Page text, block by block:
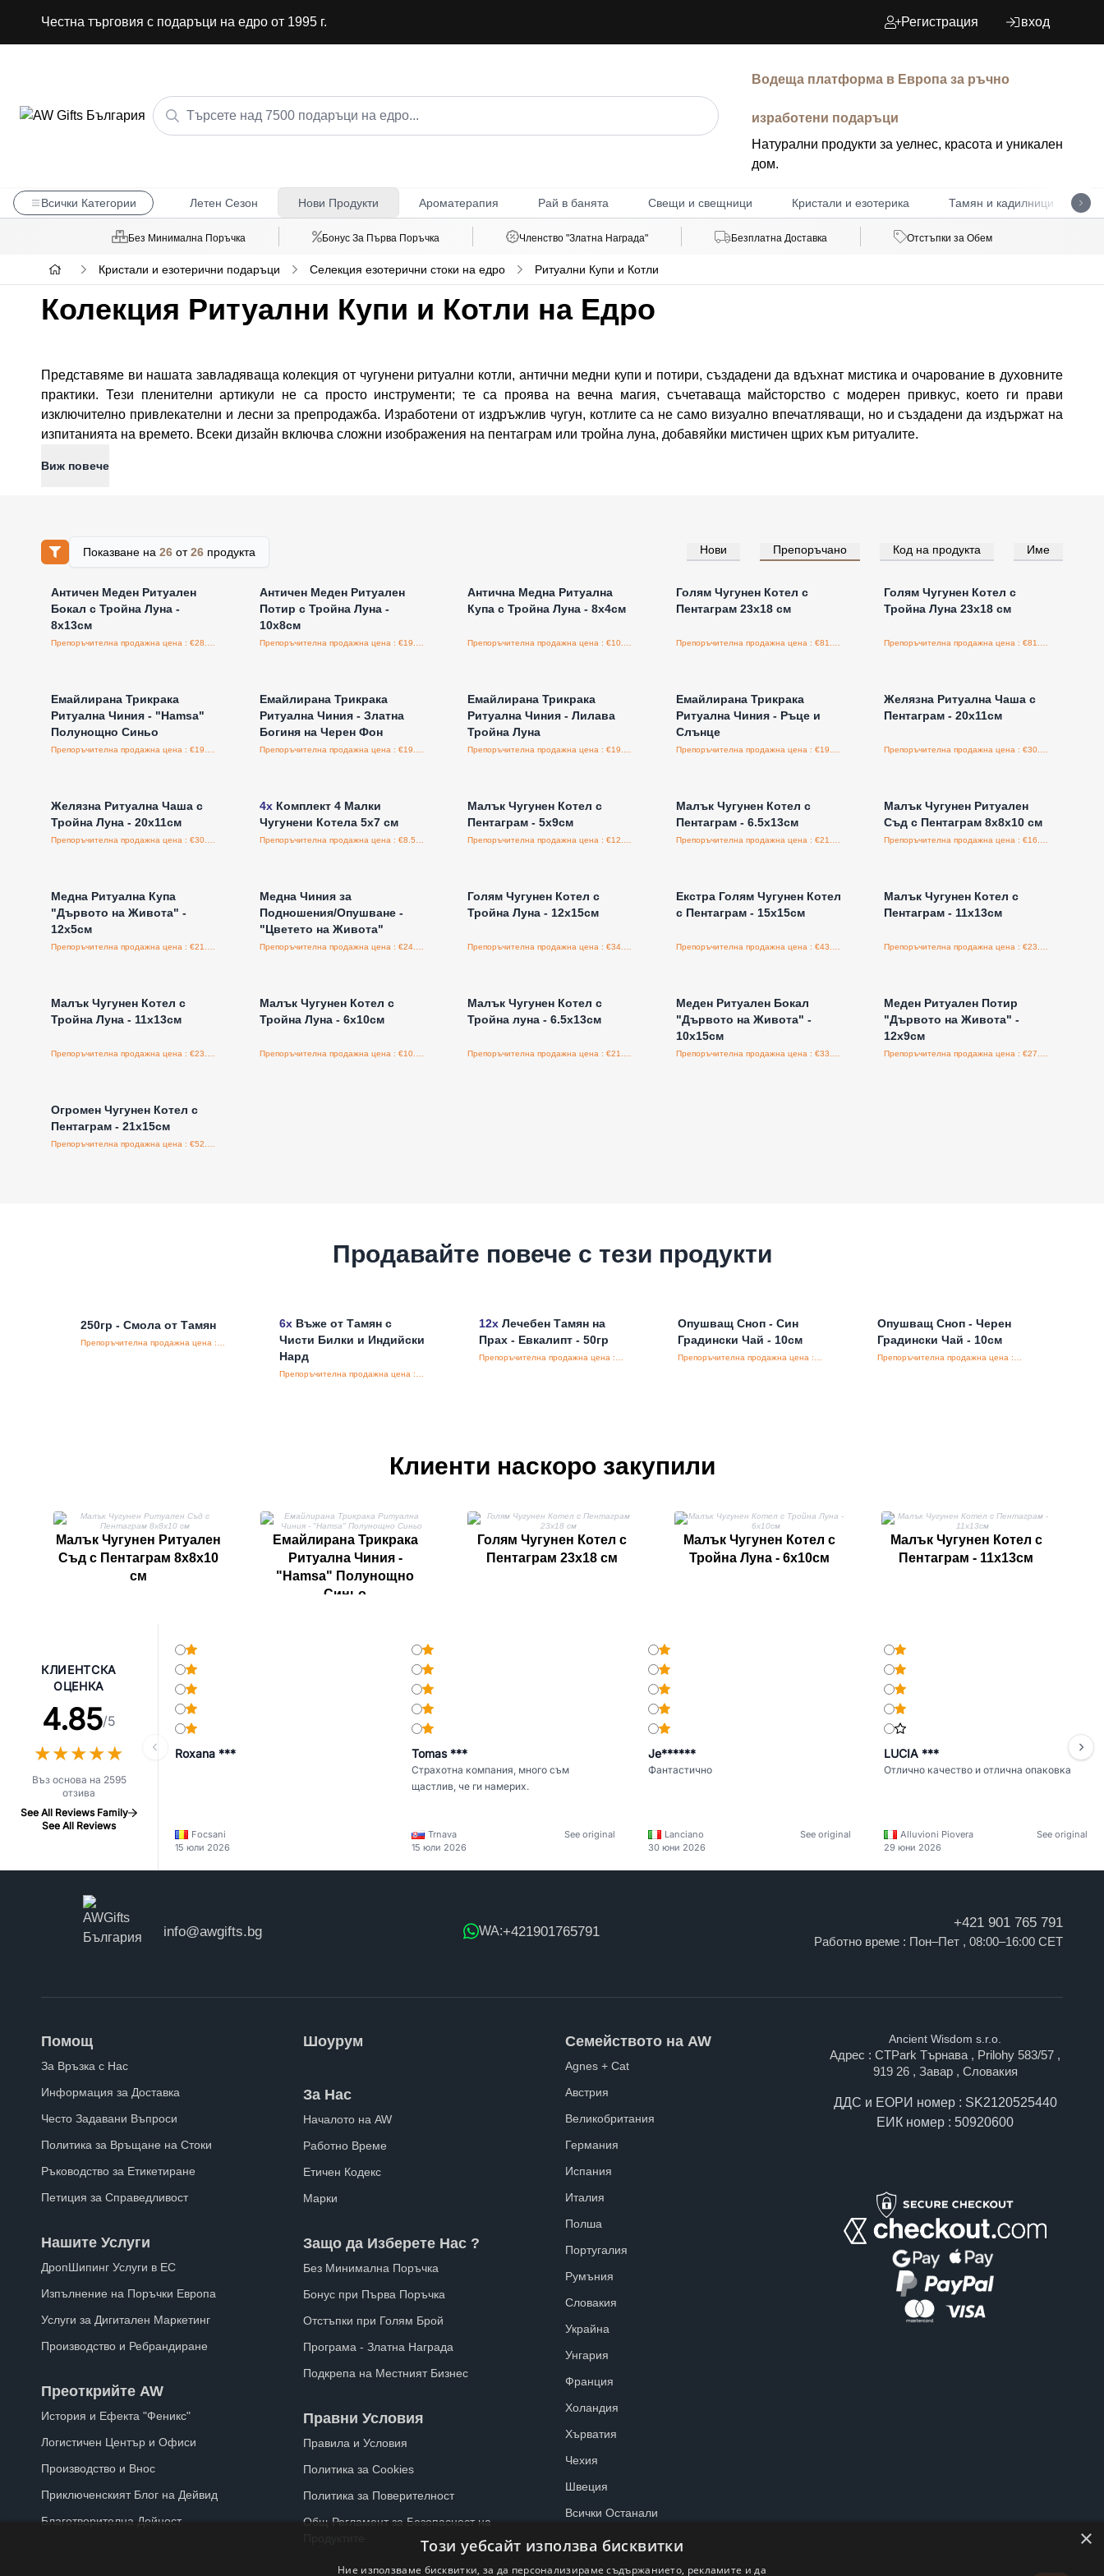
Честна търговия с подаръци на едро от 1995 г. Регистрация вход
Водеща платформа в Европа за ръчно
изработени подаръци
Натурални продукти за уелнес, красота и уникален
дом.
Всички Категории Летен Сезон Нови Продукти Ароматерапия Рай в банята Свещи и свещници Кристали и езотерика Тамян и кадилници
Без Минимална Поръчка Бонус За Първа Поръчка Членство "Златна Награда" Безплатна Доставка Отстъпки за Обем
Кристали и езотерични подаръци Селекция езотерични стоки на едро Ритуални Купи и Котли
Колекция Ритуални Купи и Котли на Едро
Представяме ви нашата завладяваща колекция от чугунени ритуални котли, антични медни купи и потири, създадени да вдъхнат мистика и очарование в духовните
практики. Тези пленителни артикули не са просто инструменти; те са проява на вечна магия, съчетаваща майсторство с модерен привкус, което ги прави
изключително привлекателни и лесни за препродажба. Изработени от издръжлив чугун, котлите са не само визуално впечатляващи, но и създадени да издържат на
изпитанията на времето. Всеки дизайн включва сложни изображения на пентаграм или тройна луна, добавяйки мистичен щрих към ритуалите.
Виж повече
Показване на 26от26продукта Нови Препоръчано Код на продукта Име
Влезте за цени на едро
Античен Меден Ритуален
Бокал с Тройна Луна -
8x13см
Античен Меден Ритуален
Потир с Тройна Луна -
10x8см
Антична Медна Ритуална
Купа с Тройна Луна - 8x4см
Влезте за цени на едро
Голям Чугунен Котел с
Пентаграм 23x18 см
Влезте за цени на едро
Голям Чугунен Котел с
Тройна Луна 23x18 см
Емайлирана Трикрака
Ритуална Чиния - "Hamsa"
Полунощно Синьо
Емайлирана Трикрака
Ритуална Чиния - Златна
Богиня на Черен Фон
Емайлирана Трикрака
Ритуална Чиния - Лилава
Тройна Луна
Емайлирана Трикрака
Ритуална Чиния - Ръце и
Слънце
Желязна Ритуална Чаша с
Пентаграм - 20x11см
Желязна Ритуална Чаша с
Тройна Луна - 20x11см
4xКомплект 4 Малки
Чугунени Котела 5x7 см
Малък Чугунен Котел с
Пентаграм - 5x9см
Малък Чугунен Котел с
Пентаграм - 6.5x13см
Малък Чугунен Ритуален
Съд с Пентаграм 8x8x10 см
Медна Ритуална Купа
"Дървото на Живота" -
12x5см
Медна Чиния за
Подношения/Опушване -
"Цветето на Живота"
Голям Чугунен Котел с
Тройна Луна - 12x15см
Екстра Голям Чугунен Котел
с Пентаграм - 15x15см
Малък Чугунен Котел с
Пентаграм - 11x13см
Малък Чугунен Котел с
Тройна Луна - 11x13см
Малък Чугунен Котел с
Тройна Луна - 6x10см
Малък Чугунен Котел с
Тройна луна - 6.5x13см
Меден Ритуален Бокал
"Дървото на Живота" -
10x15см
Меден Ритуален Потир
"Дървото на Живота" -
12x9см
Огромен Чугунен Котел с
Пентаграм - 21x15см
Продавайте повече с тези продукти
250гр - Смола от Тамян 6x Въже от Тамян с
Чисти Билки и Индийски
Нард
12xЛечебен Тамян на
Прах - Евкалипт - 50гр
Опушващ Сноп - Син
Градински Чай - 10см
Опушващ Сноп - Черен
Градински Чай - 10см
Клиенти наскоро закупили
Малък Чугунен Ритуален
Съд с Пентаграм 8x8x10
см
Емайлирана Трикрака
Ритуална Чиния -
"Hamsa" Полунощно
Синьо
Голям Чугунен Котел с
Пентаграм 23x18 см
Малък Чугунен Котел с
Тройна Луна - 6x10см
Малък Чугунен Котел с
Пентаграм - 11x13см
КЛИЕНТСКА
ОЦЕНКА
4.85/5
★★★★★
★★★★★
Въз основа на 2595
отзива
See All Reviews Family
See All Reviews
Roxana ***
Focsani
15 юли 2026
Tomas ***
Страхотна компания, много съм
щастлив, че ги намерих.
Trnava
See original
15 юли 2026
Je******
Фантастично
Lanciano
See original
30 юни 2026
LUCIA ***
Отлично качество и отлична опаковка
Alluvioni Piovera
See original
29 юни 2026
info@awgifts.bg WA:+421901765791
+421 901 765 791
Работно време : Пон–Пет , 08:00–16:00 CET
Помощ
За Връзка с Нас
Информация за Доставка
Често Задавани Въпроси
Политика за Връщане на Стоки
Ръководство за Етикетиране
Петиция за Справедливост
Нашите Услуги
ДропШипинг Услуги в ЕС
Изпълнение на Поръчки Европа
Услуги за Дигитален Маркетинг
Производство и Ребрандиране
Преоткрийте AW
История и Ефекта "Феникс"
Логистичен Център и Офиси
Производство и Внос
Приключенският Блог на Дейвид
Благотворителна Дейност
Шоурум
За Нас
Началото на AW
Работно Време
Етичен Кодекс
Марки
Защо да Изберете Нас ?
Без Минимална Поръчка
Бонус при Първа Поръчка
Отстъпки при Голям Брой
Програма - Златна Награда
Подкрепа на Местният Бизнес
Правни Условия
Правила и Условия
Политика за Cookies
Политика за Поверителност
Общ Регламент за Безопасност на
Семейството на AW
Agnes + Cat
Австрия
Великобритания
Германия
Испания
Италия
Полша
Португалия
Румъния
Словакия
Украйна
Унгария
Франция
Холандия
Хърватия
Чехия
Швеция
Всички Останали
Ancient Wisdom s.r.o.
Адрес : CTPark Търнава , Prilohy 583/57 ,
919 26 , Завар , Словакия
ДДС и ЕОРИ номер : SK2120525440
ЕИК номер : 50920600
×
Този уебсайт използва бисквитки
Ние използваме бисквитки, за да персонализираме съдържанието, рекламите и да